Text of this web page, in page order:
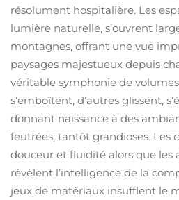
résolument hospitalière. Les
lumière naturelle, s’ouvrent
montagnes, offrant une vue
paysages majestueux depuis
véritable symphonie de
s’emboîtent, d’autres glissent,
donnant naissance à des
feutrées, tantôt grandioses. Les
douceur et fluidité alors que
révèlent l’intelligence de la
jeux de matériaux insufflent le